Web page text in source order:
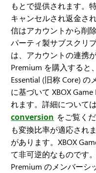
もとで提供されます。
キャンセルされ返金さ
信はアカウントから削
パーティ製サブスクリ
は、アカウントの連携
Premium を購入すると
Essential (旧称 Core)
に基づいて XBOX
れます。詳細については
conversion をご覧く
も変換比率が適応され
があります。XBOX
て非可逆的なものです
Premium のメンバーシ